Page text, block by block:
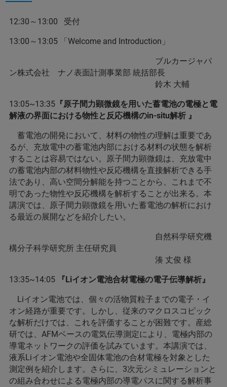
12:30～13:00 受付
13:00～13:05 「Welcome and Introduction」
ブルカージャパ
ン株式会社 ナノ表面計測事業部 統括部長
鈴木 大輔
13:05~13:35 『原子間力顕微鏡を用いた蓄電池の電極と電
解液の界面における物性と反応機構のin-situ解析 』
蓄電池の開発において、材料の物性の理解は重要であ
るが、充放電中の蓄電池内部における材料の状態を解析
することは容易ではない。原子間力顕微鏡は、充放電中
の蓄電池内部の材料物性や反応機構を直接解析できる手
法であり、高い空間分解能を持つことから、これまで不
明であった物性や反応機構を解析することが出来る。本
講演では、原子間力顕微鏡を用いた蓄電池の解析におけ
る最近の展開などを紹介したい。
自然科学研究機
構分子科学研究所 主任研究員
湊 丈俊 様
13:35~14:05 『Liイオン電池合材電極の電子伝導解析』
Liイオン電池では、個々の活物質粒子までの電子・イ
オン経路が重要です。しかし、従来のマクロスコピック
な解析だけでは、これを評価することが困難です。産総
研では、AFMベースの電気伝導測定により、電極内部の
導電ネットワークの評価を試みています。本講演では、
液系Liイオン電池や全固体電池の合材電極を対象とした
測定例を紹介します。さらに、3次元シミュレーションと
の組み合わせによる電極内部の導電パスに関する解析事